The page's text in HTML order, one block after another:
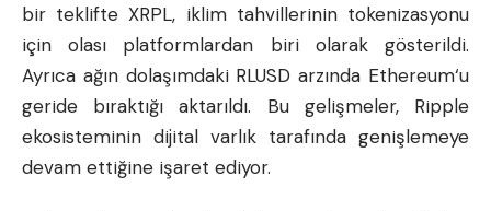
bir teklifte XRPL, iklim tahvillerinin tokenizasyonu
için olası platformlardan biri olarak gösterildi.
Ayrıca ağın dolaşımdaki RLUSD arzında Ethereum‘u
geride bıraktığı aktarıldı. Bu gelişmeler, Ripple
ekosisteminin dijital varlık tarafında genişlemeye
devam ettiğine işaret ediyor.